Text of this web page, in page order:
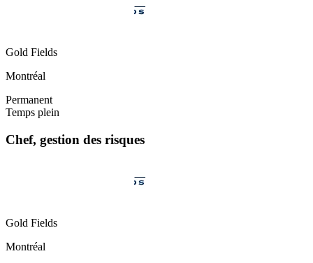
Gold Fields
Montréal
Permanent
Temps plein
Chef, gestion des risques
Gold Fields
Montréal